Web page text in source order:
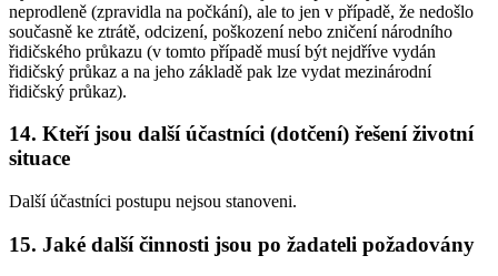
neprodleně (zpravidla na počkání), ale to jen v případě, že nedošlo
současně ke ztrátě, odcizení, poškození nebo zničení národního
řidičského průkazu (v tomto případě musí být nejdříve vydán
řidičský průkaz a na jeho základě pak lze vydat mezinárodní
řidičský průkaz).
14. Kteří jsou další účastníci (dotčení) řešení životní
situace
Další účastníci postupu nejsou stanoveni.
15. Jaké další činnosti jsou po žadateli požadovány